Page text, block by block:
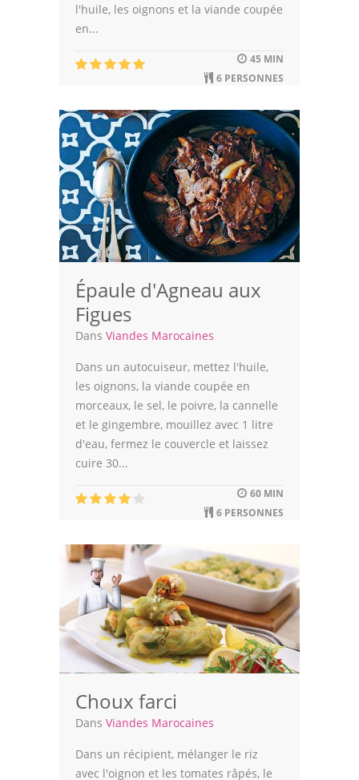
l'huile, les oignons et la viande coupée
en...
45 MIN
6 PERSONNES
Épaule d'Agneau aux
Figues
Dans Viandes Marocaines
Dans un autocuiseur, mettez l'huile,
les oignons, la viande coupée en
morceaux, le sel, le poivre, la cannelle
et le gingembre, mouillez avec 1 litre
d'eau, fermez le couvercle et laissez
cuire 30...
60 MIN
6 PERSONNES
Choux farci
Dans Viandes Marocaines
Dans un récipient, mélanger le riz
avec l'oignon et les tomates râpés, le